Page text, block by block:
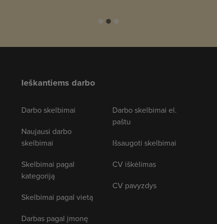
Ieškantiems darbo
Darbo skelbimai
Naujausi darbo
skelbimai
Skelbimai pagal
kategoriją
Skelbimai pagal vietą
Darbas pagal įmonę
Darbo skelbimai el.
paštu
Išsaugoti skelbimai
CV iškėlimas
CV pavyzdys